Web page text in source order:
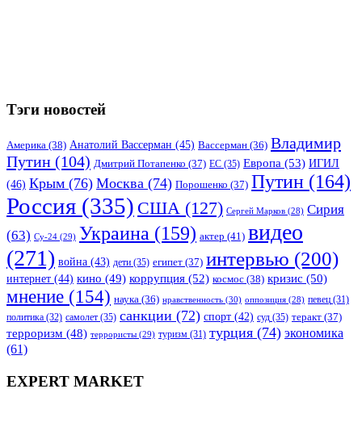
Тэги новостей
Америка (38) Анатолий Вассерман (45) Вассерман (36) Владимир
Путин (104) Дмитрий Потапенко (37) ЕС (35) Европа (53) ИГИЛ
(46) Крым (76) Москва (74) Порошенко (37) Путин (164)
Россия (335) США (127) Сергей Марков (28) Сирия
(63) Су-24 (29) Украина (159) актер (41) видео
(271) война (43) дети (35) египет (37) интервью (200)
интернет (44) кино (49) коррупция (52) космос (38) кризис (50)
мнение (154) наука (36) нравственность (30) оппозиция (28) певец (31)
политика (32) самолет (35) санкции (72) спорт (42) суд (35) теракт (37)
терроризм (48) террористы (29) туризм (31) турция (74) экономика
(61)
EXPERT MARKET